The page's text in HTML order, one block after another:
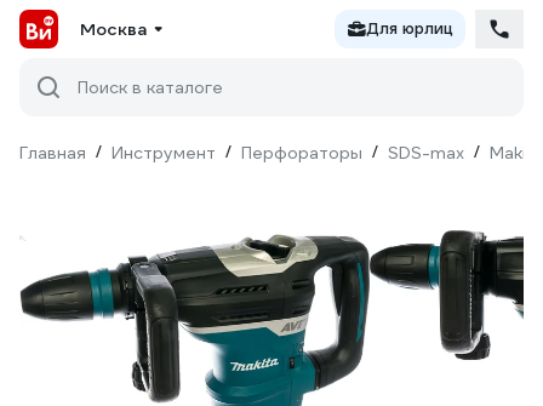
Москва Для юрлиц
Поиск в каталоге
Главная / Инструмент / Перфораторы / SDS-max / Makita